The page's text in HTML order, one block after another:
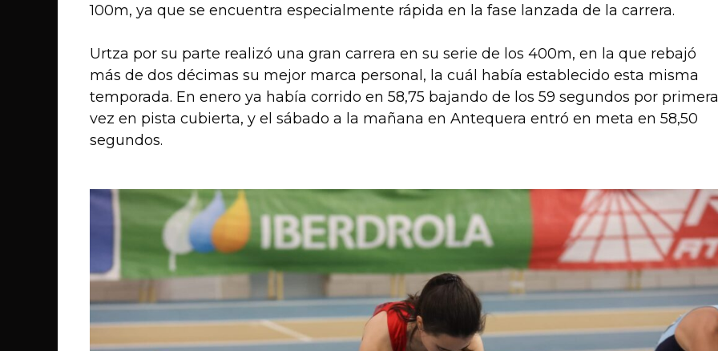
100m, ya que se encuentra especialmente rápida en la fase lanzada de la carrera.
Urtza por su parte realizó una gran carrera en su serie de los 400m, en la que rebajó
más de dos décimas su mejor marca personal, la cuál había establecido esta misma
temporada. En enero ya había corrido en 58,75 bajando de los 59 segundos por primera
vez en pista cubierta, y el sábado a la mañana en Antequera entró en meta en 58,50
segundos.